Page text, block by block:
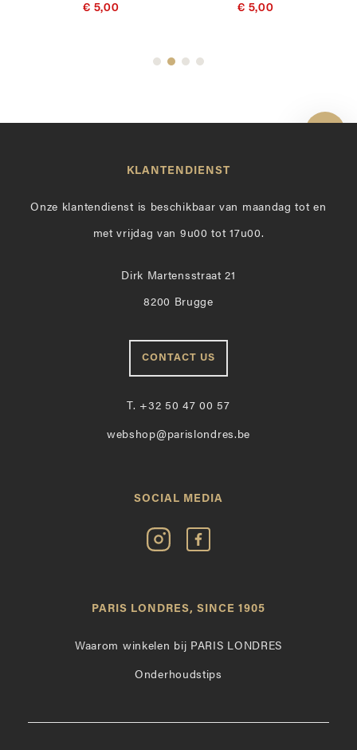
€ 5,00
€ 5,00
KLANTENDIENST
Onze klantendienst is beschikbaar van maandag tot en
met vrijdag van 9u00 tot 17u00.
Dirk Martensstraat 21
8200 Brugge
CONTACT US
T. +32 50 47 00 57
webshop@parislondres.be
SOCIAL MEDIA
Volg
Paris
Instagram
Vind
op
PARIS LONDRES, SINCE 1905
Waarom winkelen bij PARIS LONDRES
Onderhoudstips